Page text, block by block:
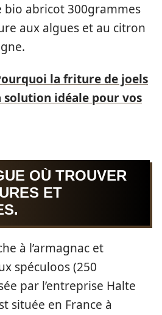
bio abricot 300grammes
aux algues et au citron
la friture de joels
solution idéale pour vos
OÙ TROUVER
ET
à l’armagnac et
spéculoos (250
par l’entreprise Halte
située en France à